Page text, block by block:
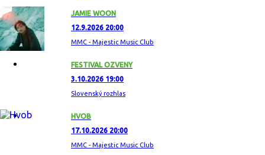
JAMIE WOON
12.9.2026 20:00
MMC - Majestic Music Club
FESTIVAL OZVENY
3.10.2026 19:00
Slovenský rozhlas
HVOB
17.10.2026 20:00
MMC - Majestic Music Club